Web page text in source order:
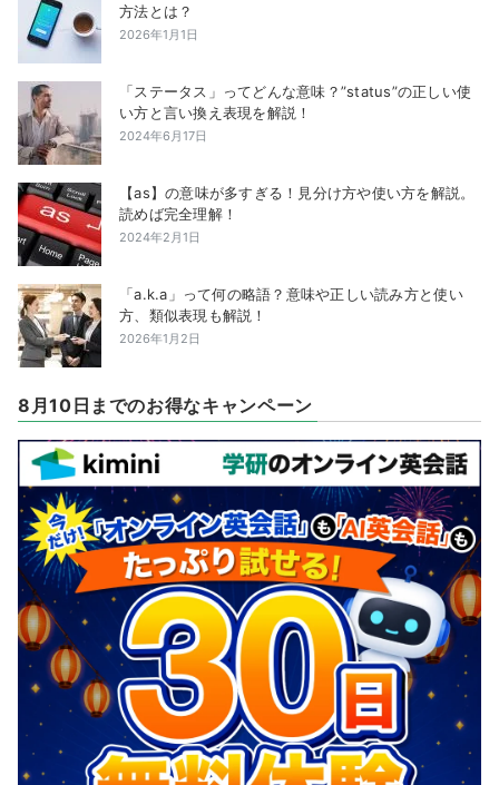
方法とは？
2026年1月1日
「ステータス」ってどんな意味？”status”の正しい使
い方と言い換え表現を解説！
2024年6月17日
【as】の意味が多すぎる！見分け方や使い方を解説。
読めば完全理解！
2024年2月1日
「a.k.a」って何の略語？意味や正しい読み方と使い
方、類似表現も解説！
2026年1月2日
8月10日までのお得なキャンペーン